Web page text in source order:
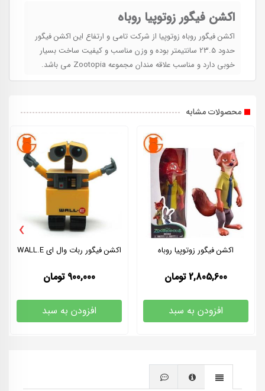
اکشن فیگور زوتوپیا روباه
اکشن فیگور روباه زوتوپیا از شرکت تامی و ارتفاع این اکشن فیگور
حدود 23.5 سانتیمتر بوده و وزن مناسب و کیفیت ساخت بسیار
خوبی دارد و مناسب علاقه مندان مجموعه Zootopia می باشد.
محصولات مشابه
اکشن فیگور زوتوپیا روباه
2,805,600 تومان
افزودن به سبد
اکشن فیگور ربات وال ای WALL.E
900,000 تومان
افزودن به سبد
›